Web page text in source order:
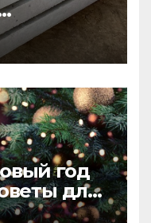
год
для